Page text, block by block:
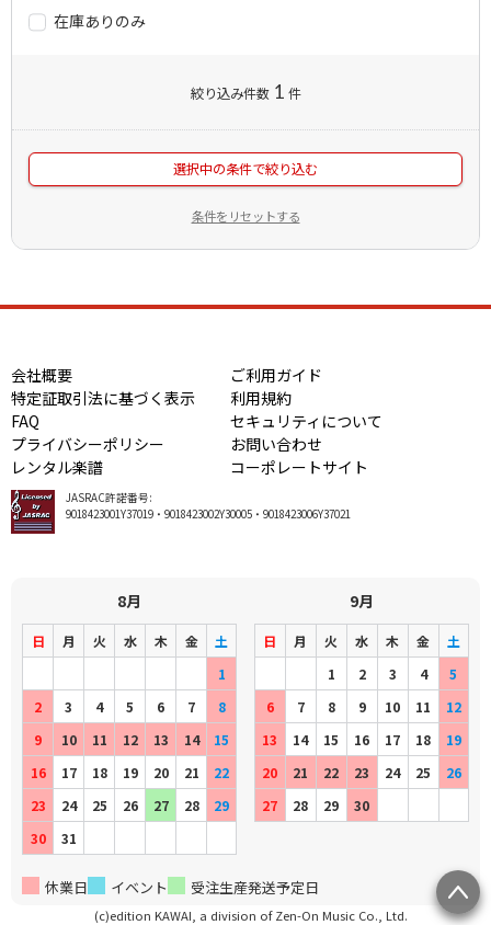
在庫ありのみ
絞り込み件数 1 件
選択中の条件で絞り込む
条件をリセットする
会社概要
ご利用ガイド
特定証取引法に基づく表示
利用規約
FAQ
セキュリティについて
プライバシーポリシー
お問い合わせ
レンタル楽譜
コーポレートサイト
JASRAC許諾番号:
9018423001Y37019・9018423002Y30005・9018423006Y37021
8月
日 月 火 水 木 金
土
1
2
3 4 5 6 7
8
9
10 11 12 13 14
15
16
17 18 19 20 21
22
23
24 25 26 27 28
29
30
31
9月
日 月 火 水 木 金
土
1
2 3 4
5
6
7 8 9 10 11
12
13
14 15 16 17 18
19
20
21 22 23 24 25
26
27
28 29 30
休業日 イベント 受注生産発送予定日
(c)edition KAWAI, a division of Zen-On Music Co., Ltd.